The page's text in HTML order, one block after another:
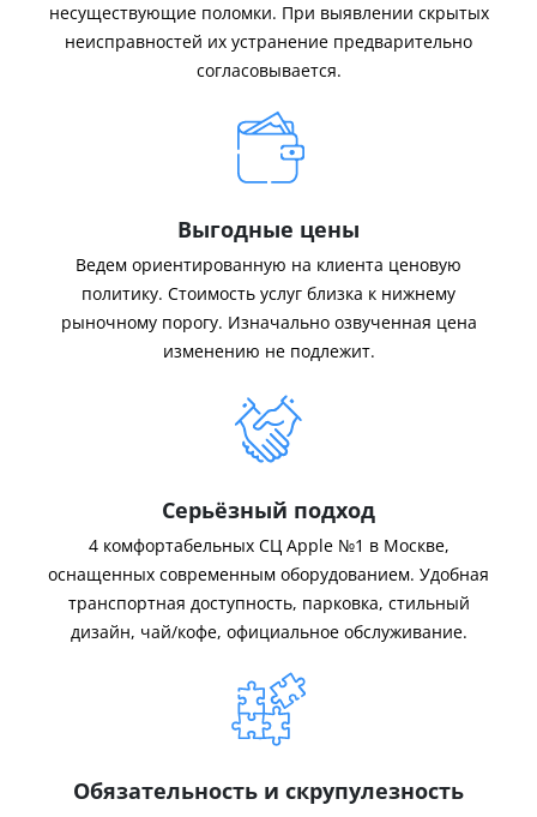
несуществующие поломки. При выявлении скрытых
неисправностей их устранение предварительно
согласовывается.
Выгодные цены
Ведем ориентированную на клиента ценовую
политику. Стоимость услуг близка к нижнему
рыночному порогу. Изначально озвученная цена
изменению не подлежит.
Серьёзный подход
4 комфортабельных СЦ Apple №1 в Москве,
оснащенных современным оборудованием. Удобная
транспортная доступность, парковка, стильный
дизайн, чай/кофе, официальное обслуживание.
Обязательность и скрупулезность